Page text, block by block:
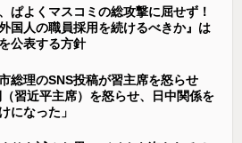
ぱよくマスコミの総攻撃に屈せず！
国人の職員採用を続けるべきか』は
公表する方針
総理のSNS投稿が習主席を怒らせ
習近平主席）を怒らせ、日中関係を
になった」